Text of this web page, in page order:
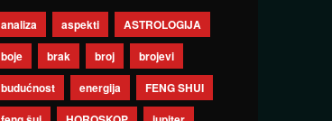
analiza aspekti
ASTROLOGIJA
boje
brak broj
brojevi
budućnost
energija
FENG SHUI